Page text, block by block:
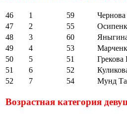
46 1 59
47
2 55
48
3 60
49
4 53
50
5 51
51
6 52
52
7 54 Мунд
Возрастная категория